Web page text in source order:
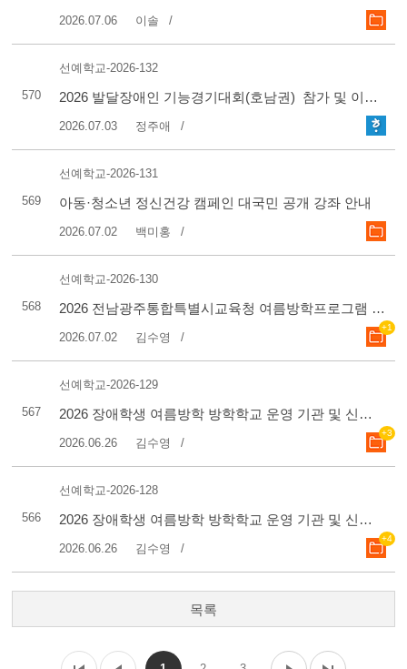
2026.07.06 이솔
570
선예학교-2026-132
2026 발달장애인 기능경기대회(호남권) 참가 및 이동 지도 동의서 안내
2026.07.03 정주애
569
선예학교-2026-131
아동·청소년 정신건강 캠페인 대국민 공개 강좌 안내
2026.07.02 백미홍
568
선예학교-2026-130
2026 전남광주통합특별시교육청 여름방학프로그램 [방학색칠하기] 참가 모집 안내
+1
2026.07.02 김수영
567
선예학교-2026-129
2026 장애학생 여름방학 방학학교 운영 기관 및 신청 안내(3)
+3
2026.06.26 김수영
566
선예학교-2026-128
2026 장애학생 여름방학 방학학교 운영 기관 및 신청 안내(2)
+4
2026.06.26 김수영
목록